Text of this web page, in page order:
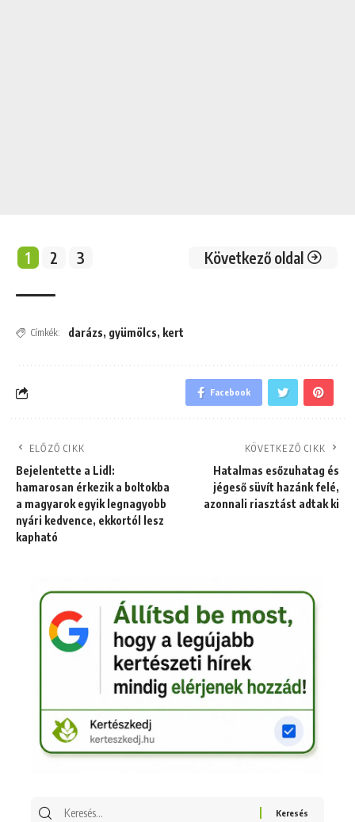
1 2 3 Következő oldal
Címkék: darázs, gyümölcs, kert
Facebook
ELŐZŐ CIKK
Bejelentette a Lidl:
hamarosan érkezik a boltokba
a magyarok egyik legnagyobb
nyári kedvence, ekkortól lesz
kapható
KÖVETKEZŐ CIKK
Hatalmas esőzuhatag és
jégeső süvít hazánk felé,
azonnali riasztást adtak ki
Keresés